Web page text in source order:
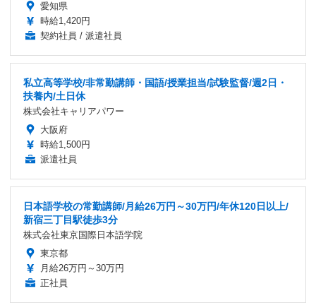
愛知県
時給1,420円
契約社員 / 派遣社員
私立高等学校/非常勤講師・国語/授業担当/試験監督/週2日・
扶養内/土日休
株式会社キャリアパワー
大阪府
時給1,500円
派遣社員
日本語学校の常勤講師/月給26万円～30万円/年休120日以上/
新宿三丁目駅徒歩3分
株式会社東京国際日本語学院
東京都
月給26万円～30万円
正社員